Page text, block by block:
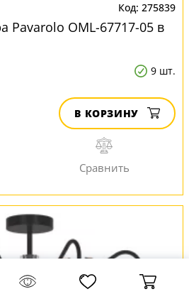
275839
Pavarolo OML-67717-05 в
9 шт.
В КОРЗИНУ